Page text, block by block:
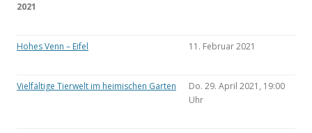
2021
Hohes Venn – Eifel 11. Februar 2021
Vielfältige Tierwelt im heimischen Garten
Do. 29. April 2021, 19:00
Uhr